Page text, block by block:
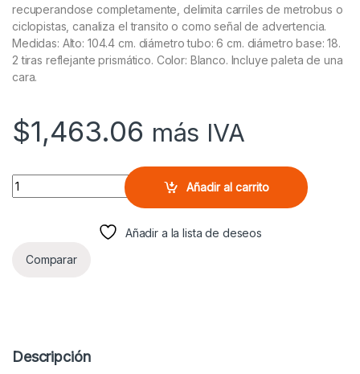
recuperandose completamente, delimita carriles de metrobus o
ciclopistas, canaliza el transito o como señal de advertencia.
Medidas: Alto: 104.4 cm. diámetro tubo: 6 cm. diámetro base: 18.
2 tiras reflejante prismático. Color: Blanco. Incluye paleta de una
cara.
$1,463.06 más IVA
Baliza Brio Blanco 105 Con Paleta De Una Cara quantity
Añadir al carrito
Añadir a la lista de deseos
Comparar
Descripción